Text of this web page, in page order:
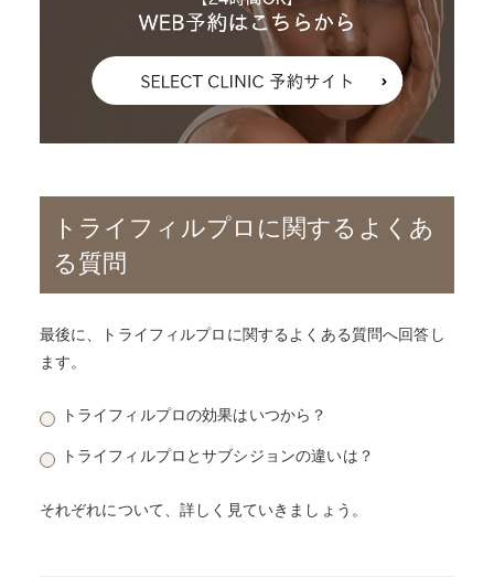
トライフィルプロに関するよくあ
る質問
最後に、トライフィルプロに関するよくある質問へ回答し
ます。
トライフィルプロの効果はいつから？
トライフィルプロとサブシジョンの違いは？
それぞれについて、詳しく見ていきましょう。